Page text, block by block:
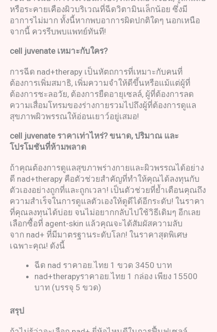
หรือระคายเคืองผิวบริเวณที่ฉีดวิตามินเล็กน้อย ซึ่งมี
อาการไม่มาก ทั้งนี้หากพบอาการผิดปกติใดๆ นอกเหนือ
จากนี้ ควรรีบพบแพทย์ทันที!
cell juvenate เหมาะกับใคร?
การฉีด nad+therapy เป็นหัตถการที่เหมาะกับคนที่
ต้องการเพิ่มสมาธิ, เพิ่มความจำให้ดีขึ้นหรือแม้แต่ผู้ที่
ต้องการชะลอวัย, ต้องการยืดอายุเซลล์, ผู้ที่ต้องการลด
ความเสื่อมโทรมของร่างกายรวมไปถึงผู้ที่ต้องการดูแล
สุขภาพผิวพรรณให้อ่อนเยาว์อยู่เสมอ!
cell juvenate ราคาเท่าไหร่? ขนาด, ปริมาณ และ
โปรโมชันที่ห้ามพลาด
ถ้าคุณต้องการดูแลสุขภาพร่างกายและผิวพรรณได้อย่าง
ดี nad+therapy คือตัวช่วยสำคัญที่ทำให้คุณได้ลงทุนกับ
ตัวเองอย่างถูกที่และถูกเวลา! เป็นตัวช่วยที่ย้ำเตือนคุณถึง
ความสำเร็จในการดูแลตัวเองให้ดูดีได้อีกระดับ! ในราคา
ที่คุณลงทุนได้บ่อย จนไม่อยากกลับไปใช้วิธีเดิมๆ อีกเลย
เลือกซื้อที่ agent-skin แล้วคุณจะได้สัมผัสความลับ
จาก nad+ ที่มีมาตรฐานระดับโลก! ในราคาสุดพิเศษ
เฉพาะคุณ! ดังนี้
ฉีด nad ราคาอย.ไทย 1 ขวด 3450 บาท
nad+therapyราคาอย.ไทย 1 กล่อง เพียง 15500
บาท (บรรจุ 5 ขวด)
สรุป